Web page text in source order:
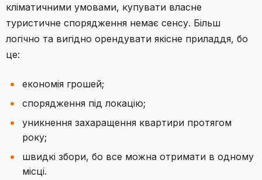
кліматичними умовами, купувати власне
туристичне спорядження немає сенсу. Більш
логічно та вигідно орендувати якісне приладдя, бо
це:
економія грошей;
спорядження під локацію;
уникнення захаращення квартири протягом
року;
швидкі збори, бо все можна отримати в одному
місці.